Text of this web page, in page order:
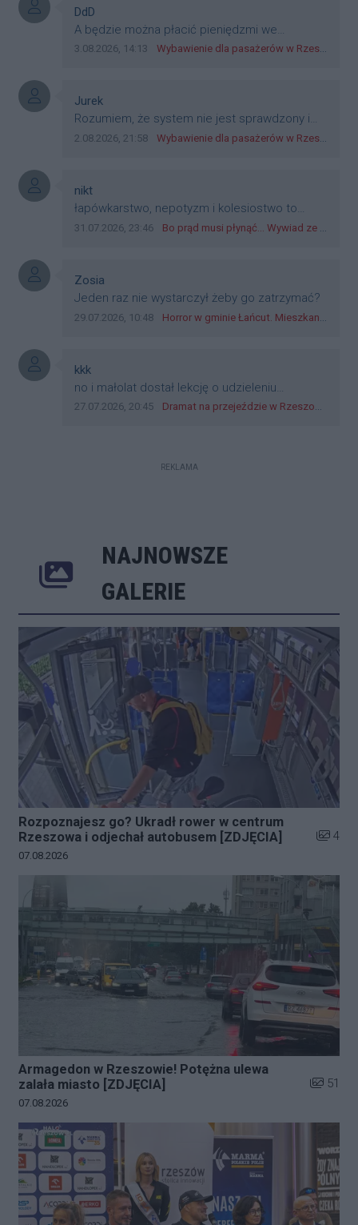
Autor komentarza:
DdD
Treść komentarza:
A będzie można płacić pieniędzmi we
wszystkich? Bo banknoty emitowane przez
plastik czy inne bliki. Zakrawa na
dyskryminację.
Data dodania komentarza:
3.08.2026, 14:13 Źródło komentarza:
Wybawienie dla pasażerów w Rzeszowie? W mieście ruszyły testy nowego rozwiązania
Autor komentarza:
Jurek
Treść komentarza:
Rozumiem, że system nie jest sprawdzony i
przetestowany. Wybieram się z mim młodym
przejazdów dadzą radę. Albo ogarną, jak to
teraz młode ludzie mówią.
Data dodania komentarza:
2.08.2026, 21:58 Źródło komentarza:
Wybawienie dla pasażerów w Rzeszowie? W mieście ruszyły testy nowego rozwiązania
Autor komentarza:
nikt
Treść komentarza:
łapówkarstwo, nepotyzm i kolesiostwo to
norma w pge dystrybucja rzeszów, takie ***e
zagorzali pisowcy
Data dodania komentarza:
31.07.2026, 23:46 Źródło komentarza:
Bo prąd musi płynąć... Wywiad ze Zbigniewem Możdżeniem - Dyrektorem Generalnym Oddziału PGE Dystrybucja w Rzeszowie
Autor komentarza:
Zosia
Treść komentarza:
Jeden raz nie wystarczył żeby go zatrzymać?
Data dodania komentarza:
29.07.2026, 10:48 Źródło komentarza:
Horror w gminie Łańcut. Mieszkaniec Rzeszowa terroryzował rodzinę nożem i zaatakował policjantów! [VIDEO]
Autor komentarza:
kkk
Treść komentarza:
no i małolat dostał lekcję o udzieleniu
pierwszeństwa
Data dodania komentarza:
27.07.2026, 20:45 Źródło komentarza:
Dramat na przejeździe w Rzeszowie. 16-latek na hulajnodze wjechał wprost pod szynobus
REKLAMA
NAJNOWSZE
GALERIE
Rozpoznajesz go? Ukradł rower w centrum
Rzeszowa i odjechał autobusem [ZDJĘCIA]
Liczba
4
Data dodania galerii:
07.08.2026
Armagedon w Rzeszowie! Potężna ulewa
zalała miasto [ZDJĘCIA]
Liczba
51
Data dodania galerii:
07.08.2026